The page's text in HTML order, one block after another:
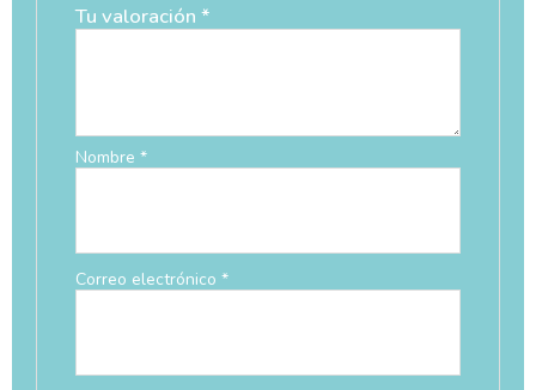
Tu valoración *
Nombre *
Correo electrónico *